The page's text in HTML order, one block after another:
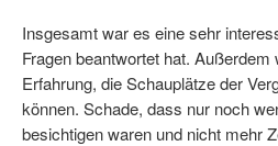
Insgesamt war es eine sehr
Fragen beantwortet hat.
Erfahrung, die Schauplätze der
können. Schade, dass nur noch
besichtigen waren und nicht mehr